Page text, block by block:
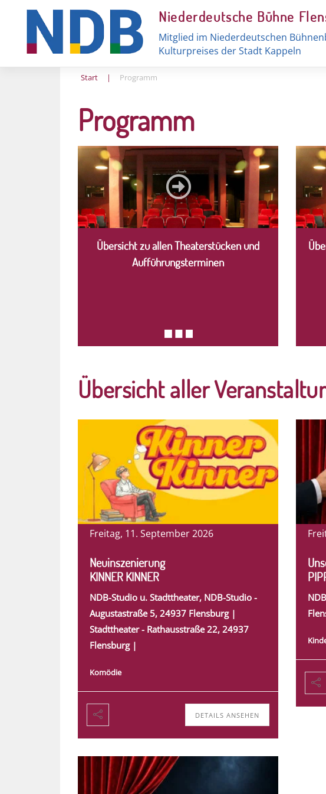
Niederdeutsche Bühne
Mitglied im Niederdeutschen
Kulturpreises der Stadt Kappeln
Start | Programm
Programm
Übersicht zu allen Theaterstücken und
Aufführungsterminen
Übersicht aller
Freitag, 11. September 2026
Neuinszenierung
KINNER KINNER
NDB-Studio u. Stadttheater, NDB-Studio -
Augustastraße 5, 24937 Flensburg |
Stadttheater - Rathausstraße 22, 24937
Flensburg |
Komödie
DETAILS ANSEHEN